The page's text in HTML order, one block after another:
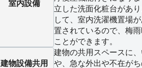
室内設備
立した洗面化粧台があ
して、室内洗濯機置場
置されているので、梅
ことができます。
建物設備共用
建物の共用スペースに
や、急な外出や不在が